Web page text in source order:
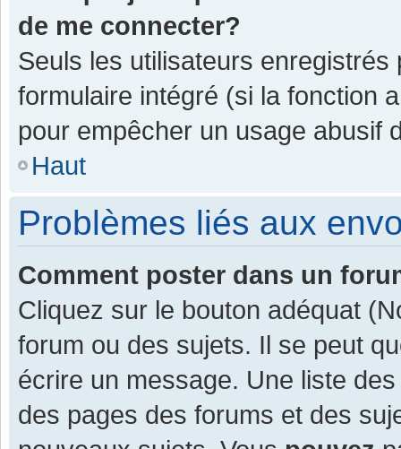
de me connecter?
Seuls les utilisateurs enregistrés
formulaire intégré (si la fonction
pour empêcher un usage abusif
Haut
Problèmes liés aux
Comment poster dans un
Cliquez sur le bouton adéquat
forum ou des sujets. Il se peut
écrire un message. Une liste
des pages des forums et des